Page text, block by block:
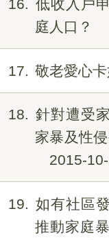
16
低收入戶
庭人口？
17 敬老愛心
18
針對遭受
家暴及性
2015-
19
如有社區
推動家庭